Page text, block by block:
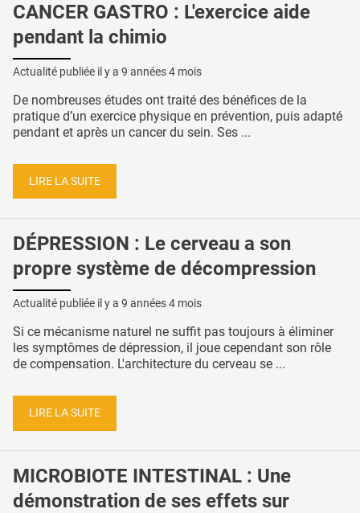
CANCER GASTRO : L'exercice aide
pendant la chimio
Actualité publiée il y a 9 années 4 mois
De nombreuses études ont traité des bénéfices de la
pratique d’un exercice physique en prévention, puis adapté
pendant et après un cancer du sein. Ses ...
LIRE LA SUITE
DÉPRESSION : Le cerveau a son
propre système de décompression
Actualité publiée il y a 9 années 4 mois
Si ce mécanisme naturel ne suffit pas toujours à éliminer
les symptômes de dépression, il joue cependant son rôle
de compensation. L'architecture du cerveau se ...
LIRE LA SUITE
MICROBIOTE INTESTINAL : Une
démonstration de ses effets sur